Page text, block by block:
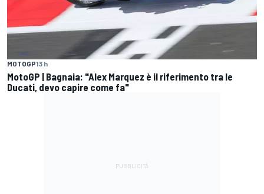
MOTOGP13 h
MotoGP | Bagnaia: "Alex Marquez è il riferimento tra le
Ducati, devo capire come fa"